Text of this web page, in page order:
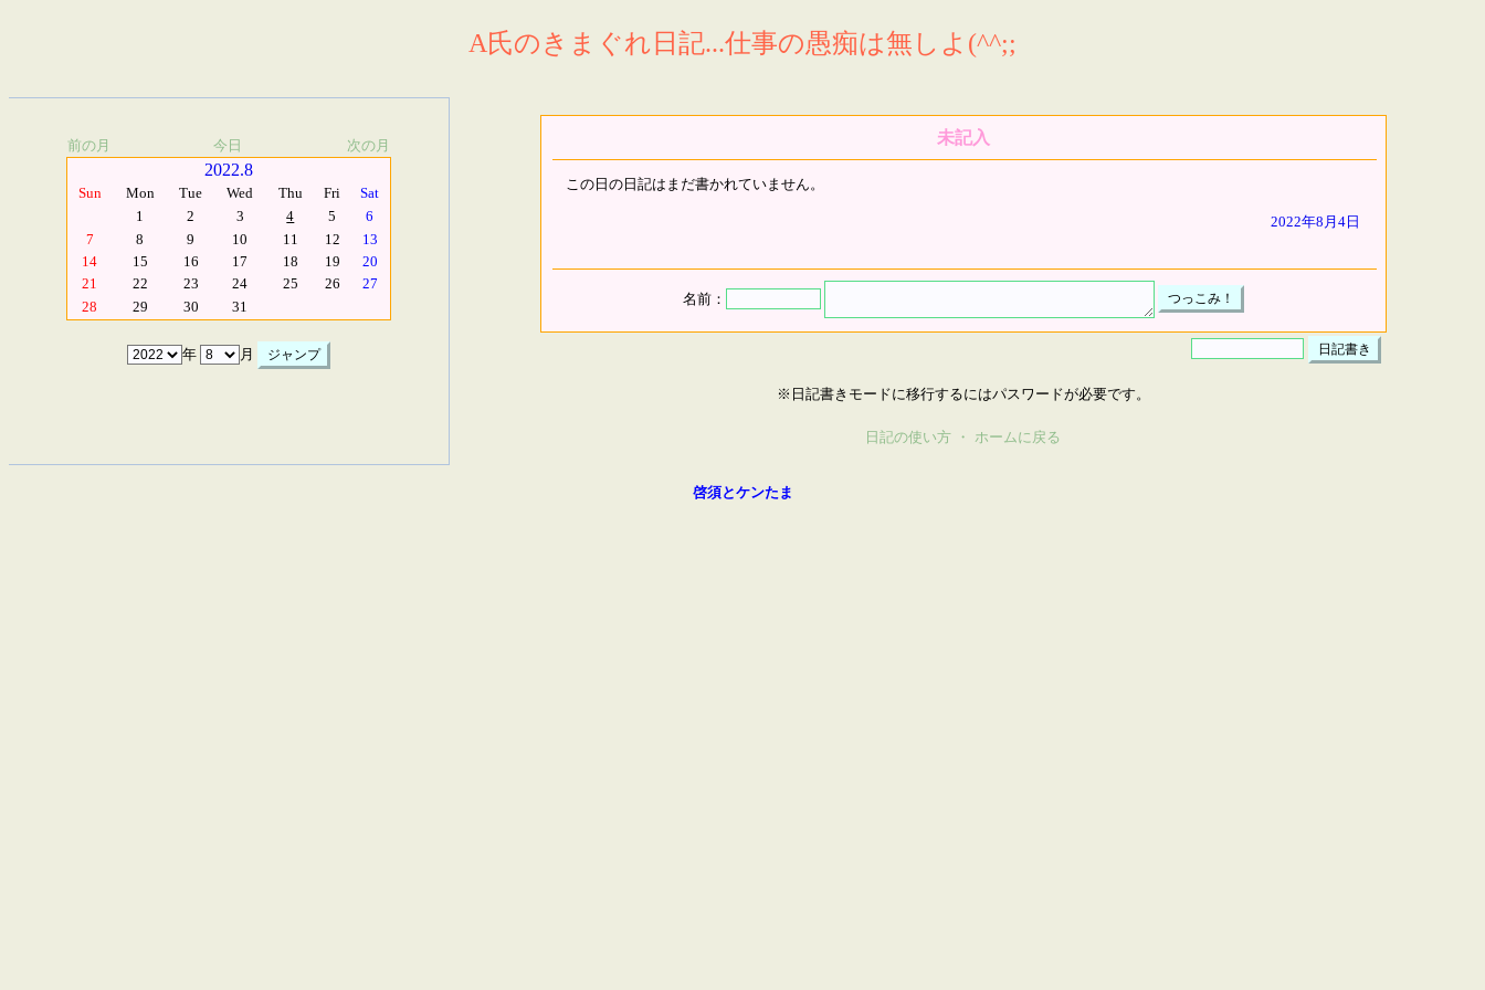
A氏のきまぐれ日記...仕事の愚痴は無しよ(^^;;
前の月 今日 次の月
2022.8
Sun Mon Tue Wed Thu Fri
Sat
1
2 3 4 5
6
7
8 9 10 11 12
13
14
15 16 17 18 19
20
21
22 23 24 25 26
27
28
29 30 31
年 月
未記入
この日の日記はまだ書かれていません。
2022年8月4日
名前：
※日記書きモードに移行するにはパスワードが必要です。
日記の使い方 ・ ホームに戻る
啓須とケンたま